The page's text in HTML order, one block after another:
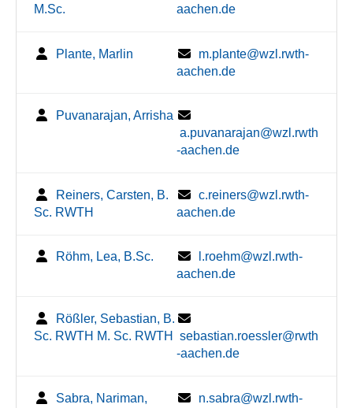
M.Sc.
aachen.de
Plante, Marlin
m.plante@wzl.rwth-
aachen.de
Puvanarajan, Arrisha
a.puvanarajan@wzl.rwth
-aachen.de
Reiners, Carsten, B.
Sc. RWTH
c.reiners@wzl.rwth-
aachen.de
Röhm, Lea, B.Sc.
l.roehm@wzl.rwth-
aachen.de
Rößler, Sebastian, B.
Sc. RWTH M. Sc. RWTH
sebastian.roessler@rwth
-aachen.de
Sabra, Nariman,
n.sabra@wzl.rwth-